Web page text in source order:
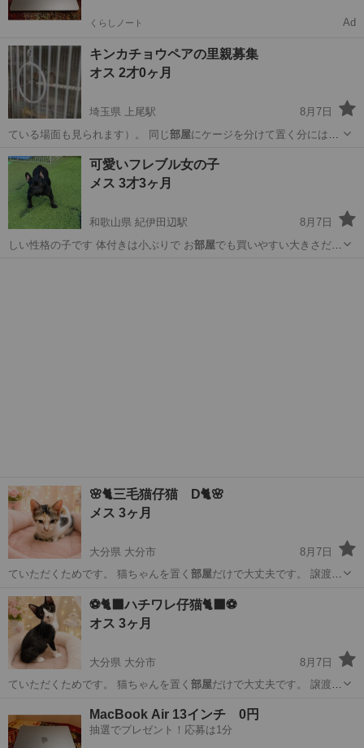
くらしノート Ad
キンカチョウペアの里親募集
オス 2才0ヶ月
埼玉県 上尾駅
8月7日
ている場面も見られます）。 同じ部屋にケージを分けて置く分には問
埼玉 上尾市 上尾駅 その他 キンカチョウ
可愛いフレブル女の子
メス 3才3ヶ月
和歌山県 紀伊田辺駅
8月7日
しい性格の子です 体付きは小ぶりで お部屋でも買いやすい大きさだと
🌸🐈三毛猫仔猫 D🐈🌸
メス 3ヶ月
大分県 大分市
8月7日
ていただくためです。 猫ちゃんを置く 部屋だけで大丈夫です。 譲渡し
大分 大分市 猫 ワクチン
⚽️🐈‍⬛ハチワレ仔猫🐈‍⬛⚽️
オス 3ヶ月
大分県 大分市
8月7日
ていただくためです。 猫ちゃんを置く 部屋だけで大丈夫です。 譲渡し
大分市 猫 ワクチン
MacBook Air 13インチ 0円
抽選でプレゼント！応募は1分